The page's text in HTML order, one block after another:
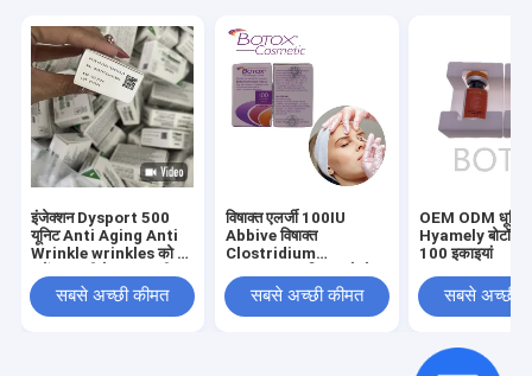
इंजेक्शन Dysport 500
यूनिट Anti Aging Anti
Wrinkle wrinkles को दूर
सूखा पाउडर
सबसे अच्छी कीमत
विषाक्त एलर्जी 100IU
Abbive विषाक्त
Clostridium
की रेखाओं को हटाने के लिए
सबसे अच्छी कीमत
OEM ODM धूमिल
Hyamely
100 इकाइयां
सबसे अच्छी